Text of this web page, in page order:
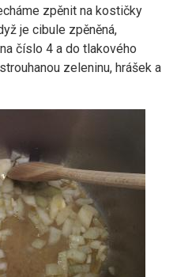
zpěnit na kostičky
je cibule zpěněná,
číslo 4 a do tlakového
zeleninu, hrášek a